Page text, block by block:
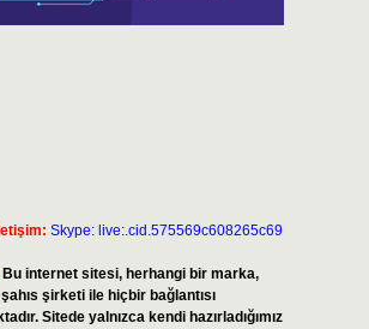
Skype: live:.cid.575569c608265c69
Bu internet sitesi, herhangi bir marka,
şirketi ile hiçbir bağlantısı
Sitede yalnızca kendi hazırladığımız